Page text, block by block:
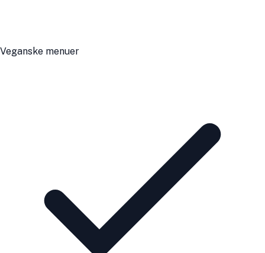
Veganske menuer